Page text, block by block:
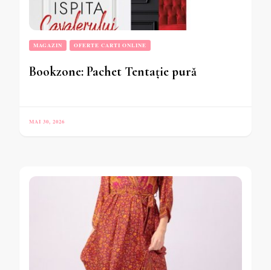
MAGAZIN OFERTE CARTI ONLINE
Bookzone: Pachet Tentație pură
MAI 30, 2026